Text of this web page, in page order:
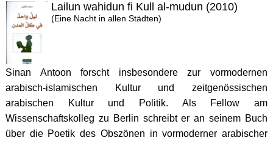
Lailun wahidun fi Kull al-mudun (2010)
(Eine Nacht in allen Städten)
Sinan Antoon forscht insbesondere zur vormodernen
arabisch-islamischen Kultur und zeitgenössischen
arabischen Kultur und Politik. Als Fellow am
Wissenschaftskolleg zu Berlin schreibt er an seinem Buch
über die Poetik des Obszönen in vormoderner arabischer